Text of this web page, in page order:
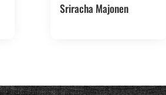
Sriracha Majonen